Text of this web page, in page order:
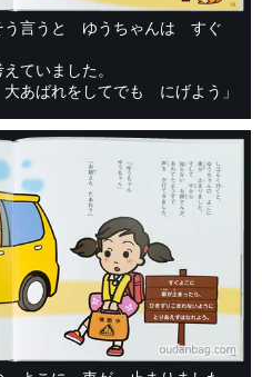
う言うと ゆうちゃんは すぐ
ていました。
あばれをしてでも にげよう」